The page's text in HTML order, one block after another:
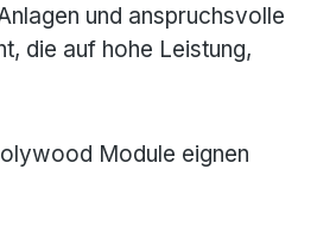
und anspruchsvolle
die auf hohe Leistung,
Module eignen